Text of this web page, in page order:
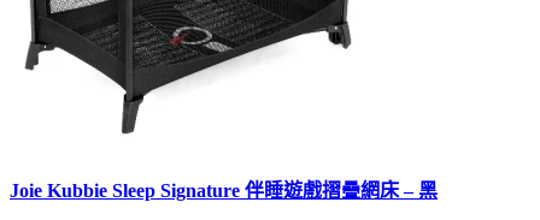
Joie Kubbie Sleep Signature 伴睡遊戲摺疊網床 – 黑